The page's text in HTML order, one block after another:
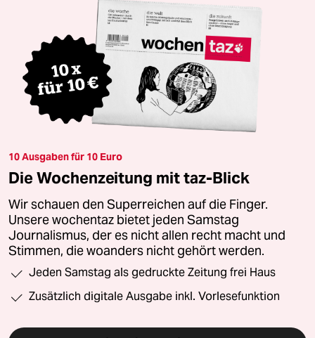
10 Ausgaben für 10 Euro
Die Wochenzeitung mit taz-Blick
Wir schauen den Superreichen auf die Finger.
Unsere wochentaz bietet jeden Samstag
Journalismus, der es nicht allen recht macht und
Stimmen, die woanders nicht gehört werden.
Jeden Samstag als gedruckte Zeitung frei Haus
Zusätzlich digitale Ausgabe inkl. Vorlesefunktion